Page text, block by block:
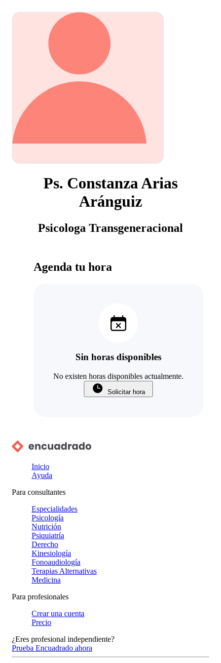
Ps. Constanza Arias
Aránguiz
Psicologa Transgeneracional
Agenda tu hora
Sin horas disponibles
No existen horas disponibles actualmente.
Solicitar hora
Inicio
Ayuda
Para consultantes
Especialidades
Psicología
Nutrición
Psiquiatría
Derecho
Kinesiología
Fonoaudiología
Terapias Alternativas
Medicina
Para profesionales
Crear una cuenta
Precio
¿Eres profesional independiente?
Prueba Encuadrado ahora